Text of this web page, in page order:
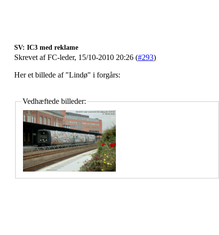
SV: IC3 med reklame
Skrevet af FC-leder, 15/10-2010 20:26 (#293)
Her et billede af "Lindø" i forgårs:
Vedhæftede billeder: